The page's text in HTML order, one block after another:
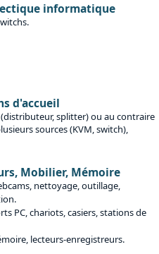
informatique
d'accueil
splitter) ou au contraire
sources (KVM, switch),
Mobilier, Mémoire
nettoyage, outillage,
PC, chariots, casiers, stations de
lecteurs-enregistreurs.